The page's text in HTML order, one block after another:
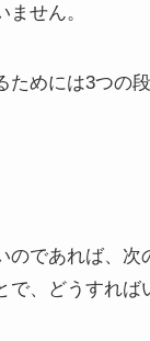
せん。
ためには3つの
のであれば、次
で、どうすれば